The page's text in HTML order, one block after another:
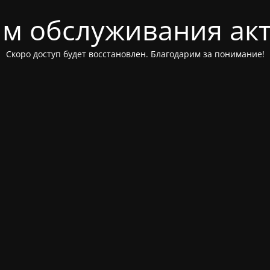
обслуживания
Скоро доступ будет восстановлен. Благодарим за понимание!